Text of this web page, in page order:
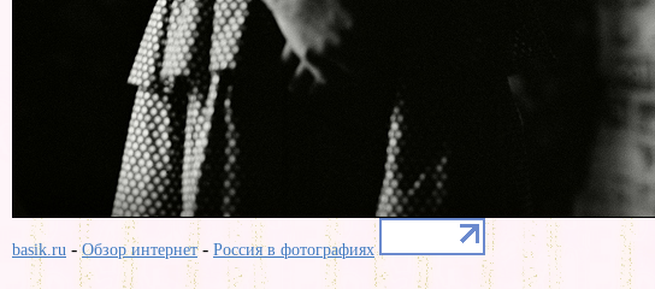
basik.ru -Обзор интернет- Россия в фотографиях